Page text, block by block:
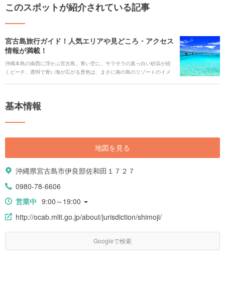
このスポットが紹介されている記事
宮古島旅行ガイド！人気エリアや見どころ・アクセス
情報が満載！
沖縄本島の南西に浮かぶ宮古島。青い空に、サラサラの真っ白い砂浜が続
くビーチ、透明で青い海が広がる景色は、まさに南の島のリゾートのイメ
泊まって、旅を満喫すれば、心も体もリフレッシュできるでしょう。 今回
で、宮古島旅行の全てをご紹介します！
基本情報
地図を見る
沖縄県宮古島市伊良部佐和田１７２７
0980-78-6606
営業中 9:00～19:00
http://ocab.mlit.go.jp/about/jurisdiction/shimoji/
Googleで検索